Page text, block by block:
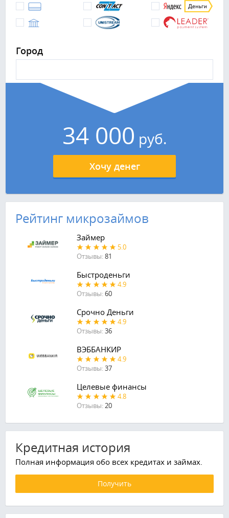
Город
34 000 руб.
Хочу денег
Рейтинг микрозаймов
Займер
5.0
Отзывы:81
Быстроденьги
4.9
Отзывы:60
Срочно Деньги
4.9
Отзывы:36
ВЭББАНКИР
4.9
Отзывы:37
Целевые финансы
4.8
Отзывы:20
Кредитная история
Полная информация обо всех кредитах и займах.
Получить